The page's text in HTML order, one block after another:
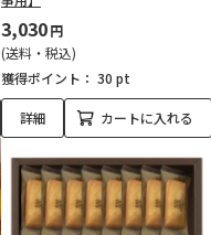
3,030円
(送料・税込)
獲得ポイント： 30 pt
詳細 カートに入れる